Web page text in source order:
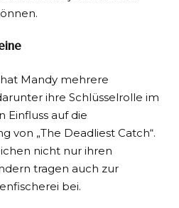
Mandy mehrere
ihre Schlüsselrolle im
Einfluss auf die
von „The Deadliest Catch“.
nicht nur ihren
tragen auch zur
bei.